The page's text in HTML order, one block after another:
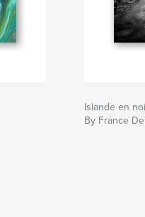
Islande en
By France